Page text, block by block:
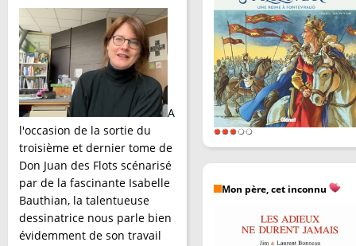
A
l'occasion de la sortie du
troisième et dernier tome de
Don Juan des Flots scénarisé
par de la fascinante Isabelle
Bauthian, la talentueuse
dessinatrice nous parle bien
évidemment de son travail
Mon père, cet inconnu